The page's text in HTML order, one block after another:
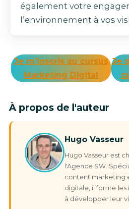
également votre
l’environnement à vos
Je m’inscris au cursus
Marketing Digital
Je
À propos de l'auteur
Hugo Vasseur
Hugo Vasseur est
l'Agence SW.
content marketing
digitale, il forme les
à développer leur